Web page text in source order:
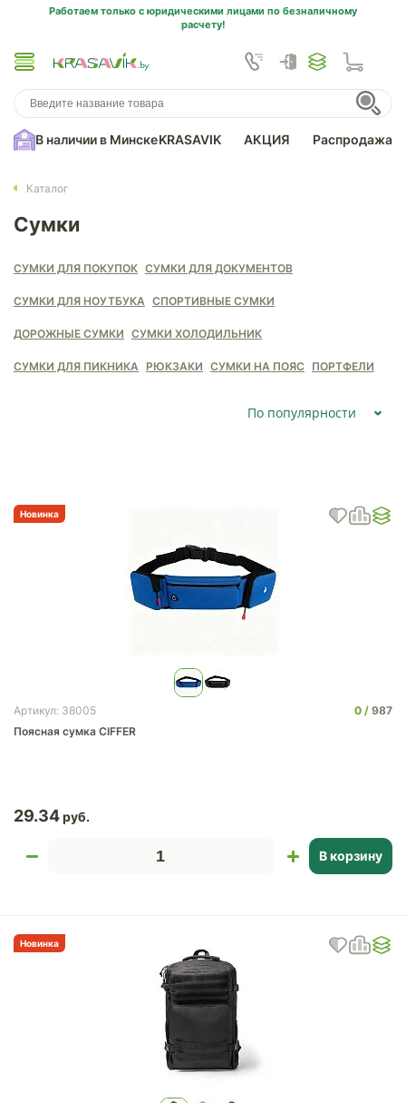
Работаем только с юридическими лицами по безналичному
расчету!
В наличии в МинскеKRASAVIK АКЦИЯ Распродажа
Каталог
Сумки
СУМКИ ДЛЯ ПОКУПОК СУМКИ ДЛЯ ДОКУМЕНТОВ
СУМКИ ДЛЯ НОУТБУКА СПОРТИВНЫЕ СУМКИ
ДОРОЖНЫЕ СУМКИ СУМКИ ХОЛОДИЛЬНИК
СУМКИ ДЛЯ ПИКНИКА РЮКЗАКИ СУМКИ НА ПОЯС ПОРТФЕЛИ
По популярности
Новинка
Артикул: 38005 0
987
Поясная сумка CIFFER
29.34
В корзину
Новинка